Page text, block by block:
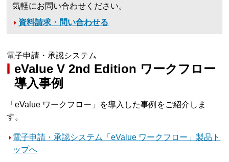
気軽にお問い合わせください。
資料請求・問い合わせる
電子申請・承認システム
eValue V 2nd Edition ワークフロー
導入事例
「eValue ワークフロー」を導入した事例をご紹介しま
す。
電子申請・承認システム「eValue ワークフロー」製品ト
ップへ